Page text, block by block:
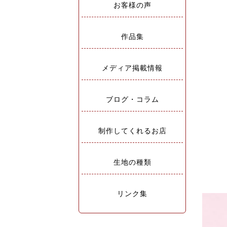
お客様の声
作品集
メディア掲載情報
ブログ・コラム
制作してくれるお店
生地の種類
リンク集